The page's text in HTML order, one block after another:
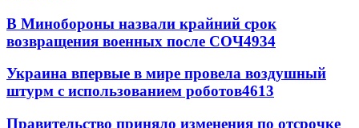
В Минобороны назвали крайний срок
возвращения военных после СОЧ4934
Украина впервые в мире провела воздушный
штурм с использованием роботов4613
Правительство приняло изменения по отсрочке